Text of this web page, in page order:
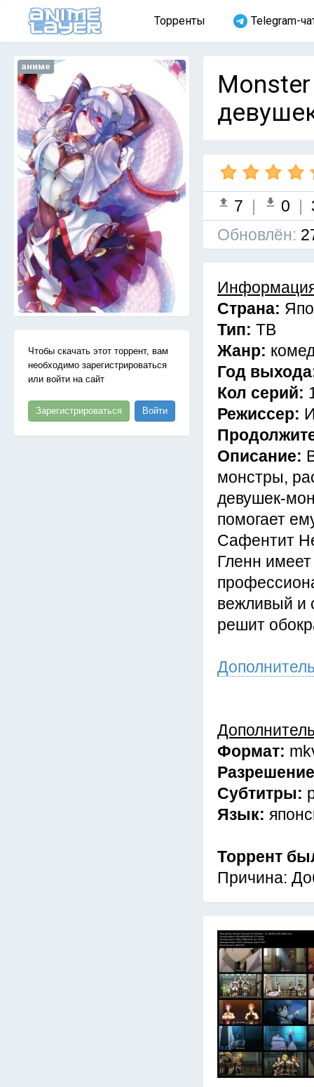
Торренты Telegram-
аниме
Чтобы скачать этот торрент, вам
необходимо зарегистрироваться
или войти на сайт
Зарегистрироваться Войти
7 | 0 |
Обновлён:
Страна:
Тип: ТВ
Жанр:
Год
Кол серий:
Режиссер:
Описание:
монстры,
девушек-
помогает
Сафентит
Гленн
вежливый и
решит
Формат:
Субтитры:
Язык:
Торрент
Причина: